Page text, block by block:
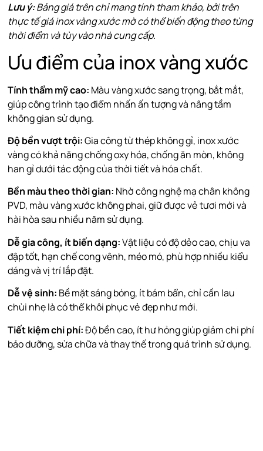
Lưu ý:Bảng giá trên chỉ mang tính tham khảo, bởi trên
thực tế giá inox vàng xước mờ có thể biến động theo từng
thời điểm và tùy vào nhà cung cấp.
Ưu điểm của inox vàng xước
Tính thẩm mỹ cao: Màu vàng xước sang trọng, bắt mắt,
giúp công trình tạo điểm nhấn ấn tượng và nâng tầm
không gian sử dụng.
Độ bền vượt trội:Gia công từ thép không gỉ, inox xước
vàng có khả năng chống oxy hóa, chống ăn mòn, không
han gỉ dưới tác động của thời tiết và hóa chất.
Bền màu theo thời gian: Nhờ công nghệ mạ chân không
PVD, màu vàng xước không phai, giữ được vẻ tươi mới và
hài hòa sau nhiều năm sử dụng.
Dễ gia công, ít biến dạng:Vật liệu có độ dẻo cao, chịu va
đập tốt, hạn chế cong vênh, méo mó, phù hợp nhiều kiểu
dáng và vị trí lắp đặt.
Dễ vệ sinh: Bề mặt sáng bóng, ít bám bẩn, chỉ cần lau
chùi nhẹ là có thể khôi phục vẻ đẹp như mới.
Tiết kiệm chi phí:Độ bền cao, ít hư hỏng giúp giảm chi phí
bảo dưỡng, sửa chữa và thay thế trong quá trình sử dụng.